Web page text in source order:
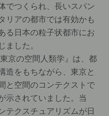
でつくられ、長いスパン
リアの都市では有効かも
る日本の粒子状都市にお
した。
京の空間人類学』は、都
造をもちながら、東京と
と空間のコンテクストで
示されていました。当
テクスチュアリズムが日